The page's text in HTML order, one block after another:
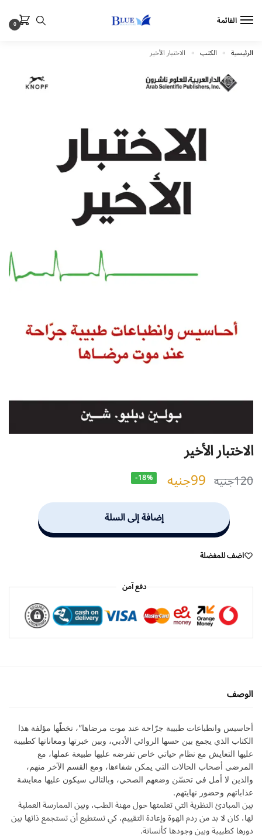
القائمة 0
الرئيسية » الكتب » الاختبار الأخير
الاختبار الأخير
120جنيه 99جنيه -18%
إضافة إلى السلة
اضف للمفضلة
دفع آمن
الوصف
أحاسيس وانطباعات طبيبة جرّاحة عند موت مرضاها”، تخطّها مؤلفة هذا
الكتاب الذي يجمع بين حسها الروائي الأدبي، وبين خبرتها ومعاناتها كطبيبة
عليها التعايش مع نظام حياتي خاص تفرضه عليها طبيعة عملها، مع
المرضى أصحاب الحالات التي يمكن شفاءها، ومع القسم الآخر منهم،
والذين لا أمل في تحسّن وضعهم الصحي، وبالتالي سيكون عليها معايشة
عذاباتهم وحضور نهايتهم.
بين المبادئ النظرية التي تعلمتها حول مهنة الطب، وبين الممارسة العملية
لها، كان لا بد من ردم الهوة وإعادة التقييم، كي تستطيع أن تستجمع ذاتها بين
دورها كطبيبة وبين وجودها كأنسانة.